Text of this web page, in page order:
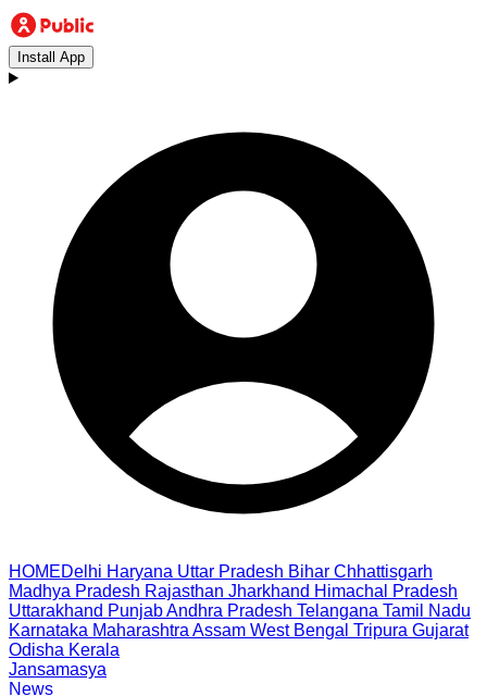
Install App
HOMEDelhi Haryana Uttar Pradesh Bihar Chhattisgarh
Madhya Pradesh Rajasthan Jharkhand Himachal Pradesh
Uttarakhand PunjabAndhra Pradesh Telangana Tamil Nadu
Karnataka Maharashtra Assam West Bengal Tripura Gujarat
Odisha Kerala
Jansamasya
News